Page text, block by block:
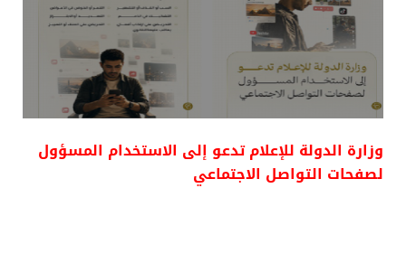
وزارة الدولة للإعلام تدعو إلى الاستخدام المسؤول
لصفحات التواصل الاجتماعي